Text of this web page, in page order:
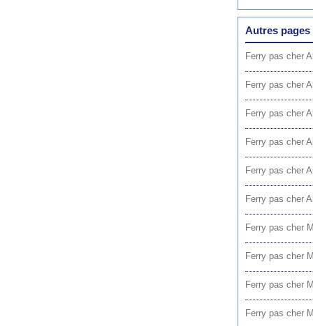
Autres pages
Ferry pas cher
Ferry pas cher
Ferry pas cher
Ferry pas cher
Ferry pas cher
Ferry pas cher
Ferry pas cher
Ferry pas cher
Ferry pas cher
Ferry pas cher